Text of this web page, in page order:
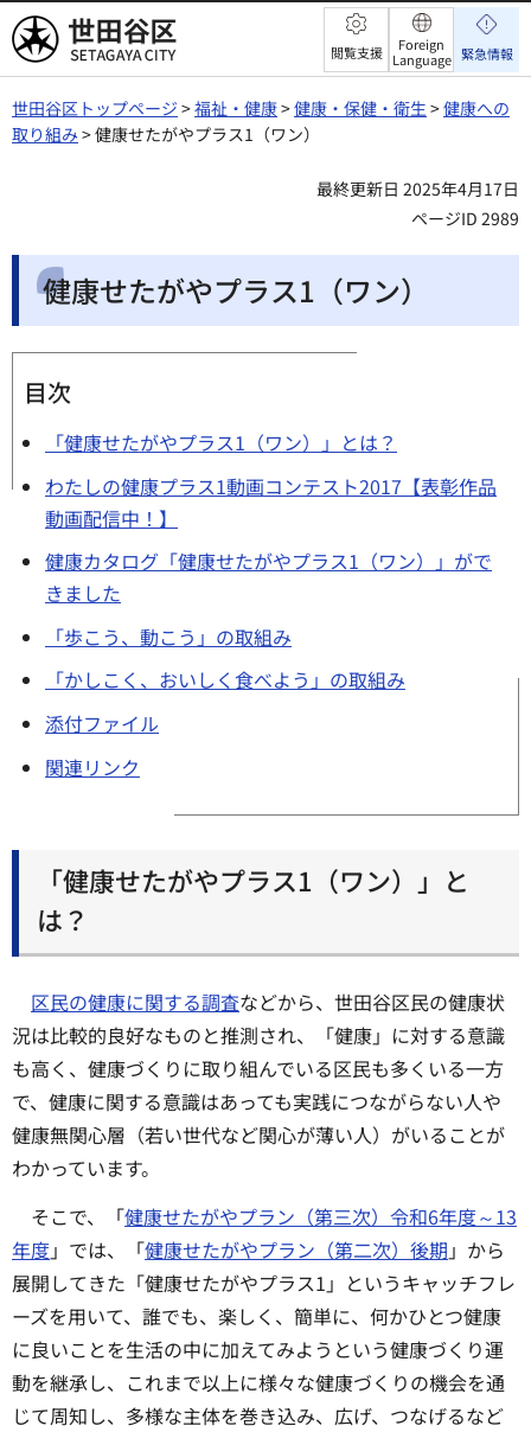
世田谷区 閲覧支援
Foreign
Language 緊急情報
世田谷区トップページ >福祉・健康>健康・保健・衛生 >健康への
取り組み > 健康せたがやプラス1（ワン）
最終更新日 2025年4月17日
ページID 2989
健康せたがやプラス1（ワン）
目次
「健康せたがやプラス1（ワン）」とは？
わたしの健康プラス1動画コンテスト2017【表彰作品
動画配信中！】
健康カタログ「健康せたがやプラス1（ワン）」がで
きました
「歩こう、動こう」の取組み
「かしこく、おいしく食べよう」の取組み
添付ファイル
関連リンク
「健康せたがやプラス1（ワン）」と
は？
区民の健康に関する調査などから、世田谷区民の健康状
況は比較的良好なものと推測され、「健康」に対する意識
も高く、健康づくりに取り組んでいる区民も多くいる一方
で、健康に関する意識はあっても実践につながらない人や
健康無関心層（若い世代など関心が薄い人）がいることが
わかっています。
そこで、「健康せたがやプラン（第三次）令和6年度～13
年度 」では、「健康せたがやプラン（第二次）後期 」から
展開してきた「健康せたがやプラス1」というキャッチフレ
ーズを用いて、誰でも、楽しく、簡単に、何かひとつ健康
に良いことを生活の中に加えてみようという健康づくり運
動を継承し、これまで以上に様々な健康づくりの機会を通
じて周知し、多様な主体を巻き込み、広げ、つなげるなど